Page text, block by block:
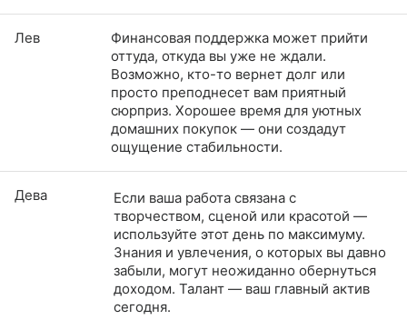
Лев
Финансовая поддержка может прийти
оттуда, откуда вы уже не ждали.
Возможно, кто-то вернет долг или
просто преподнесет вам приятный
сюрприз. Хорошее время для уютных
домашних покупок — они создадут
ощущение стабильности.
Дева
Если ваша работа связана с
творчеством, сценой или красотой —
используйте этот день по максимуму.
Знания и увлечения, о которых вы давно
забыли, могут неожиданно обернуться
доходом. Талант — ваш главный актив
сегодня.